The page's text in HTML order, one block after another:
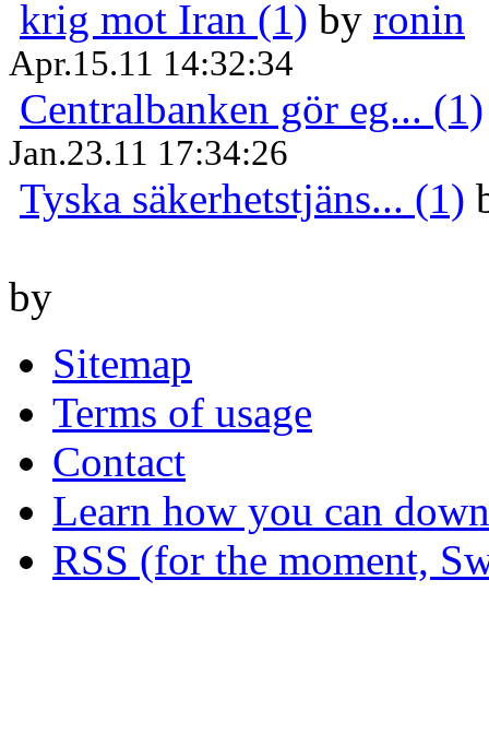
krig mot Iran (1) by ronin
Apr.15.11 14:32:34
Centralbanken gör eg... (1)
Jan.23.11 17:34:26
Tyska säkerhetstjäns... (1)
by
Sitemap
Terms of usage
Contact
Learn how you can
RSS (for the moment,